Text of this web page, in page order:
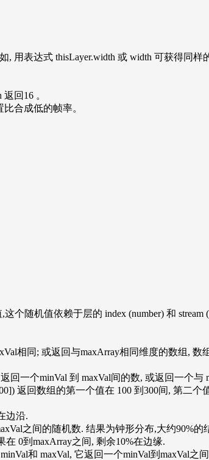
用表达式 thisLayer.width 或 width 可获得同样
回16 。
比合成低的帧率。
个随机值依赖于层的 index (number) 和 stream
相同; 或返回与maxArray相同维度的数组, 数
回一个minVal 到 maxVal间的数, 或返回一个与
返回数组的第一个值在 100 到300间, 第二个
边沿.
之间的随机数. 结果为钟形分布,大约90%的
0到maxArray之间, 剩余10%在边缘.
和 maxVal, 它返回一个minVal到maxVal之